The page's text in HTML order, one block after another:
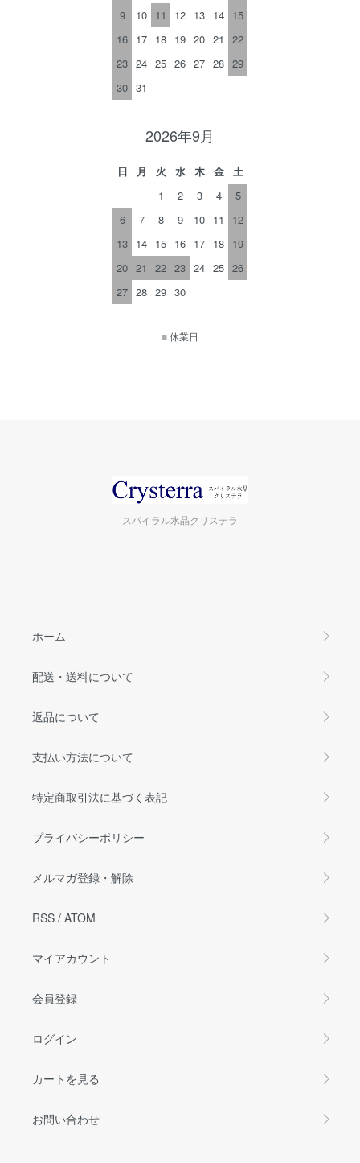
9
10 11 12 13 14 15
16 17 18 19 20 21
22
23 24 25 26 27 28 29
30 31
2026年9月
日 月 火 水 木 金
土
1
2 3 4
5
6
7 8 9 10 11
12
13 14 15 16 17 18 19
20 21 22 23 24 25 26
27 28 29 30
■休業日
スパイラル水晶クリステラ
ホーム
配送・送料について
返品について
支払い方法について
特定商取引法に基づく表記
プライバシーポリシー
メルマガ登録・解除
RSS / ATOM
マイアカウント
会員登録
ログイン
カートを見る
お問い合わせ